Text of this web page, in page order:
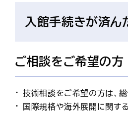
入館手続きが済ん
ご相談をご希望の方
技術相談をご希望の方は、総
国際規格や海外展開に関す